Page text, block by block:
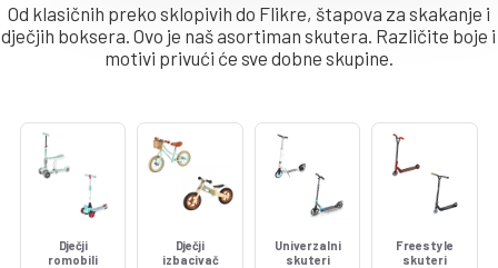
Od klasičnih preko sklopivih do Flikre, štapova za skakanje i
dječjih boksera. Ovo je naš asortiman skutera. Različite boje i
motivi privući će sve dobne skupine.
Dječji
romobili
Dječji
izbacivač
Univerzalni
skuteri
Freestyle
skuteri